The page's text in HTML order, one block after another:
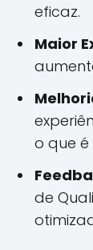
eficaz.
Maior
o que é
de